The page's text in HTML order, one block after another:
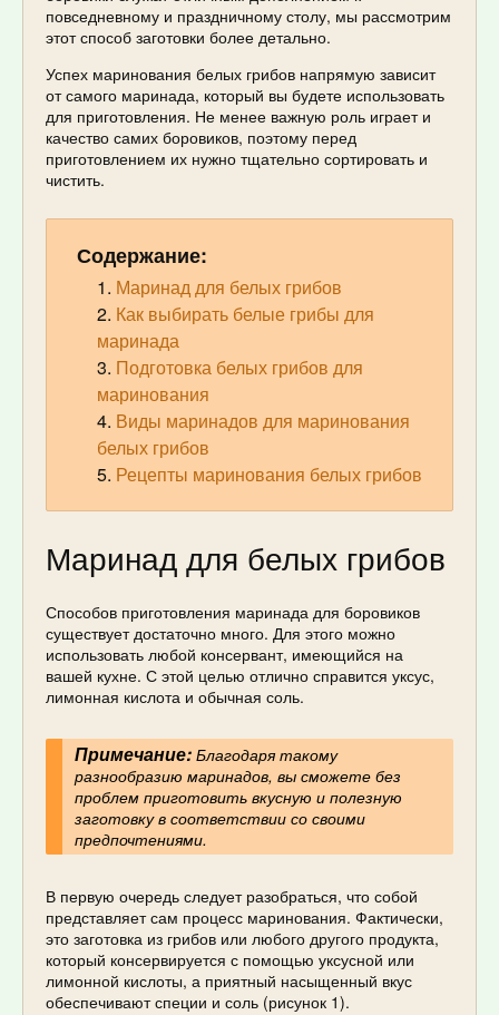
повседневному и праздничному столу, мы рассмотрим
этот способ заготовки более детально.
Успех маринования белых грибов напрямую зависит
от самого маринада, который вы будете использовать
для приготовления. Не менее важную роль играет и
качество самих боровиков, поэтому перед
приготовлением их нужно тщательно сортировать и
чистить.
Содержание:
Маринад для белых грибов
Как выбирать белые грибы для
маринада
Подготовка белых грибов для
маринования
Виды маринадов для маринования
белых грибов
Рецепты маринования белых грибов
Маринад для белых грибов
Способов приготовления маринада для боровиков
существует достаточно много. Для этого можно
использовать любой консервант, имеющийся на
вашей кухне. С этой целью отлично справится уксус,
лимонная кислота и обычная соль.
Примечание:Благодаря такому
разнообразию маринадов, вы сможете без
проблем приготовить вкусную и полезную
заготовку в соответствии со своими
предпочтениями.
В первую очередь следует разобраться, что собой
представляет сам процесс маринования. Фактически,
это заготовка из грибов или любого другого продукта,
который консервируется с помощью уксусной или
лимонной кислоты, а приятный насыщенный вкус
обеспечивают специи и соль (рисунок 1).